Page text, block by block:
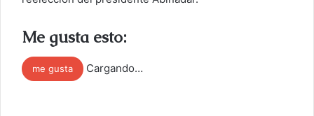
Me gusta esto:
me gusta Cargando…